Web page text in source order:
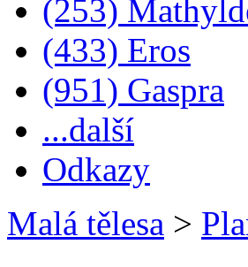
(253)
(433) Eros
(951) Gaspra
...další
Odkazy
Malá tělesa >